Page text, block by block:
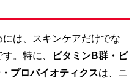
は、スキンケアだけでな
す。特に、
ビタミンB群・ビ
プロバイオティクスは、ニ